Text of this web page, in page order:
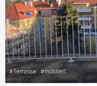
#Terrasse #möbliert